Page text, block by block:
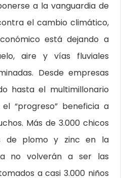
a la vanguardia de
el cambio climático,
está dejando a
aire y vías fluviales
Desde empresas
hasta el multimillonario
“progreso” beneficia a
Más de 3.000 chicos
de plomo y zinc en la
no volverán a ser las
a casi 3.000 niños